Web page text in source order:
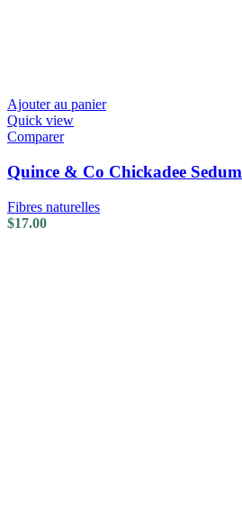
Ajouter au panier
Quick view
Comparer
Quince & Co Chickadee Sedum
Fibres naturelles
$17.00